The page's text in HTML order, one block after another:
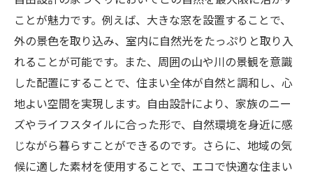
ツ
使い勝手を考えた収納スペースの作り方
1階クローゼットで快適な住まいを実現
住まいの価値を高める収納術
自由設計で1階にクローゼットを配置するメリッ
ト
1階クローゼットが日々の暮らしを楽にする
ことが魅力です。例えば、大きな窓を設置することで、
外の景色を取り込み、室内に自然光をたっぷりと取り入
れることが可能です。また、周囲の山や川の景観を意識
した配置にすることで、住まい全体が自然と調和し、心
地よい空間を実現します。自由設計により、家族のニー
ズやライフスタイルに合った形で、自然環境を身近に感
じながら暮らすことができるのです。さらに、地域の気
候に適した素材を使用することで、エコで快適な住まい